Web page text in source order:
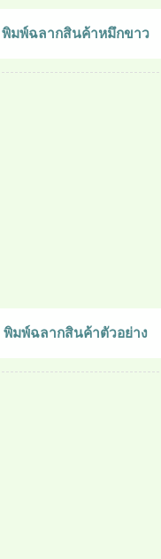
พิมพ์ฉลากสินค้าหมึกขาว
พิมพ์ฉลากสินค้าตัวอย่าง